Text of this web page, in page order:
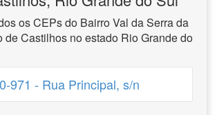
os CEPs do Bairro Val da Serra da
de Castilhos no estado Rio Grande do
971 - Rua Principal, s/n